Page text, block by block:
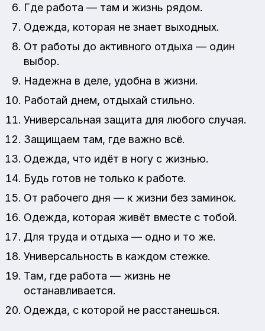
Где работа — там и жизнь рядом.
Одежда, которая не знает выходных.
От работы до активного отдыха — один
выбор.
Надежна в деле, удобна в жизни.
Работай днем, отдыхай стильно.
Универсальная защита для любого случая.
Защищаем там, где важно всё.
Одежда, что идёт в ногу с жизнью.
Будь готов не только к работе.
От рабочего дня — к жизни без заминок.
Одежда, которая живёт вместе с тобой.
Для труда и отдыха — одно и то же.
Универсальность в каждом стежке.
Там, где работа — жизнь не
останавливается.
Одежда, с которой не расстанешься.